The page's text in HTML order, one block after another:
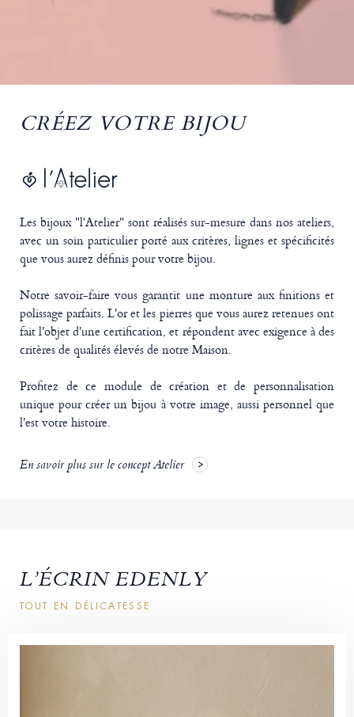
CRÉEZ VOTRE BIJOU
Les bijoux "l'Atelier" sont réalisés sur-mesure dans nos ateliers,
avec un soin particulier porté aux critères, lignes et spécificités
que vous aurez définis pour votre bijou.
Notre savoir-faire vous garantit une monture aux finitions et
polissage parfaits. L'or et les pierres que vous aurez retenues ont
fait l'objet d'une certification, et répondent avec exigence à des
critères de qualités élevés de notre Maison.
Profitez de ce module de création et de personnalisation
unique pour créer un bijou à votre image, aussi personnel que
l'est votre histoire.
En savoir plus sur le concept Atelier
L’ÉCRIN EDENLY
TOUT EN DÉLICATESSE